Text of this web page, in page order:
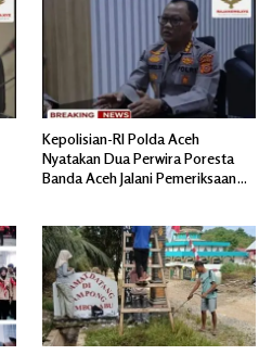
Kepolisian-RI Polda Aceh
Nyatakan Dua Perwira Poresta
Banda Aceh Jalani Pemeriksaan